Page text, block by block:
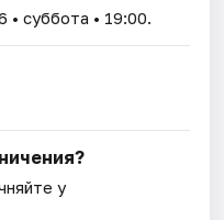
• суббота • 19:00.
у